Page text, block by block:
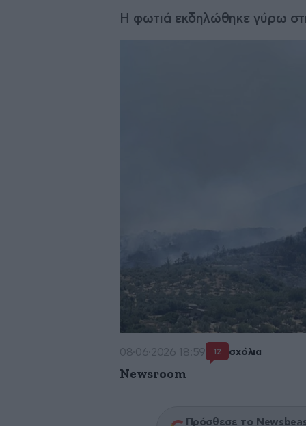
Η φωτιά εκδηλώθηκε γύρω
08·06·2026 18:59 12 σχόλια
Newsroom
Πρόσθεσε το